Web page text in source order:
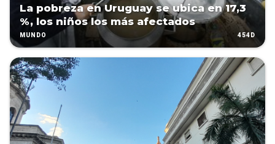
La pobreza en Uruguay se ubica en 17,3
%, los niños los más afectados
MUNDO 454D